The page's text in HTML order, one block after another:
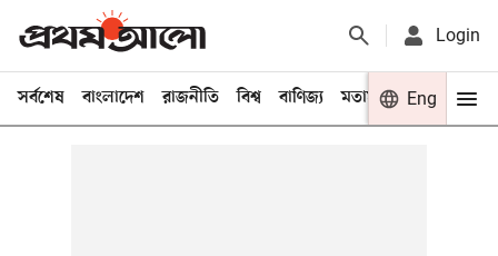
Login
সর্বশেষ বাংলাদেশ রাজনীতি বিশ্ব বাণিজ্য মতামত খেলা
Eng